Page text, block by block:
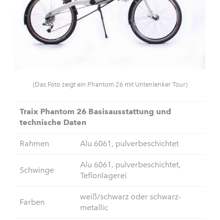
(Das Foto zeigt ein Phantom 26 mit Untenlenker Tour)
Traix Phantom 26 Basisausstattung und
technische Daten
Rahmen Alu 6061, pulverbeschichtet
Schwinge
Alu 6061, pulverbeschichtet,
Teflonlagerei
Farben
weiß/schwarz oder schwarz-
metallic